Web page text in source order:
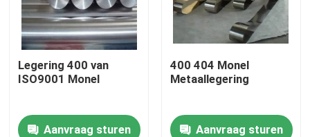
Huis
Legering 400 van
ISO9001 Monel
Aanvraag sturen
400 404 Monel
Metaallegering
Aanvraag sturen